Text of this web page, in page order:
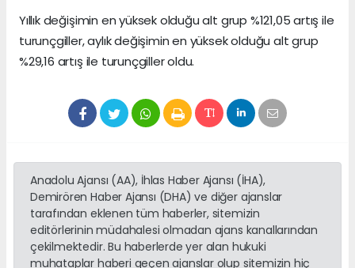
Yıllık değişimin en yüksek olduğu alt grup %121,05 artış ile
turunçgiller, aylık değişimin en yüksek olduğu alt grup
%29,16 artış ile turunçgiller oldu.
Anadolu Ajansı (AA), İhlas Haber Ajansı (İHA),
Demirören Haber Ajansı (DHA) ve diğer ajanslar
tarafından eklenen tüm haberler, sitemizin
editörlerinin müdahalesi olmadan ajans kanallarından
çekilmektedir. Bu haberlerde yer alan hukuki
muhataplar haberi geçen ajanslar olup sitemizin hiç